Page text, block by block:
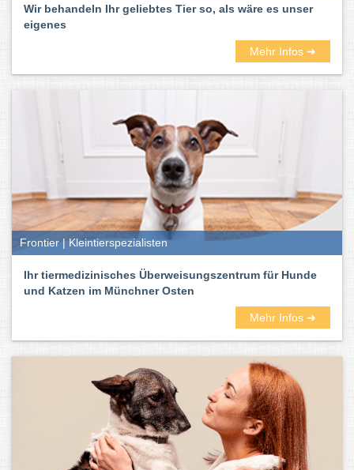
Wir behandeln Ihr geliebtes Tier so, als wäre es unser
eigenes
Mehr Infos ➜
Frontier | Kleintierspezialisten
Ihr tiermedizinisches Überweisungszentrum für Hunde
und Katzen im Münchner Osten
Mehr Infos ➜